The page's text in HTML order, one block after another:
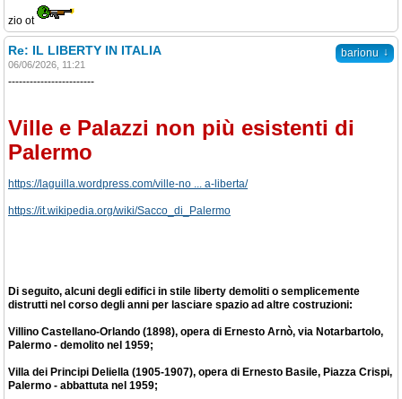
zio ot
barionu ↓
Re: IL LIBERTY IN ITALIA
06/06/2026, 11:21
------------------------
Ville e Palazzi non più esistenti di
Palermo
https://laguilla.wordpress.com/ville-no ... a-liberta/
https://it.wikipedia.org/wiki/Sacco_di_Palermo
Di seguito, alcuni degli edifici in stile liberty demoliti o semplicemente
distrutti nel corso degli anni per lasciare spazio ad altre costruzioni:
Villino Castellano-Orlando (1898), opera di Ernesto Arnò, via Notarbartolo,
Palermo - demolito nel 1959;
Villa dei Principi Deliella (1905-1907), opera di Ernesto Basile, Piazza Crispi,
Palermo - abbattuta nel 1959;